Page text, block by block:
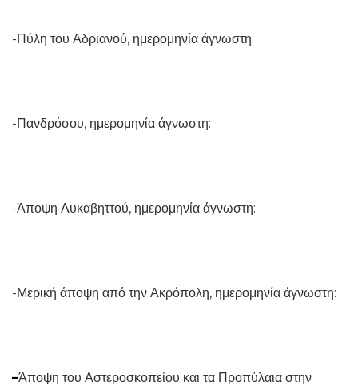
-Πύλη του Αδριανού, ημερομηνία άγνωστη:
-Πανδρόσου, ημερομηνία άγνωστη:
-Άποψη Λυκαβηττού, ημερομηνία άγνωστη:
-Μερική άποψη από την Ακρόπολη, ημερομηνία άγνωστη:
–Άποψη του Αστεροσκοπείου και τα Προπύλαια στην